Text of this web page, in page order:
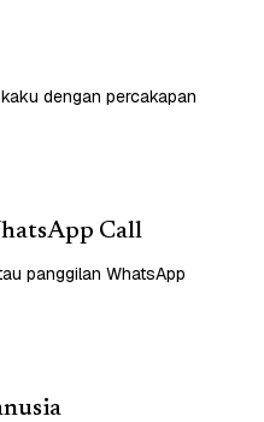
dengan percakapan
Call
panggilan WhatsApp